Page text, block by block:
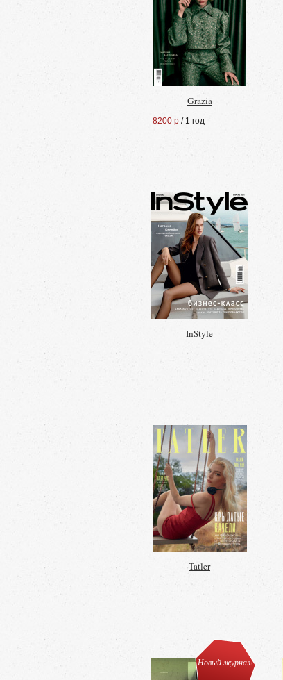
Grazia
8200 р / 1 год
InStyle
Tatler
Новый журнал!